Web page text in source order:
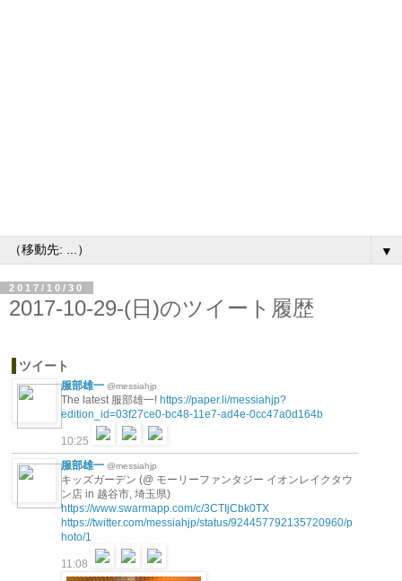
▼
2017/10/30
2017-10-29-(日)のツイート履歴
ツイート
服部雄一 @messiahjp
The latest 服部雄一! https://paper.li/messiahjp?
edition_id=03f27ce0-bc48-11e7-ad4e-0cc47a0d164b
10:25
服部雄一 @messiahjp
キッズガーデン (@ モーリーファンタジー イオンレイクタウ
ン店 in 越谷市, 埼玉県)
https://www.swarmapp.com/c/3CTIjCbk0TX
https://twitter.com/messiahjp/status/924457792135720960/p
hoto/1
11:08